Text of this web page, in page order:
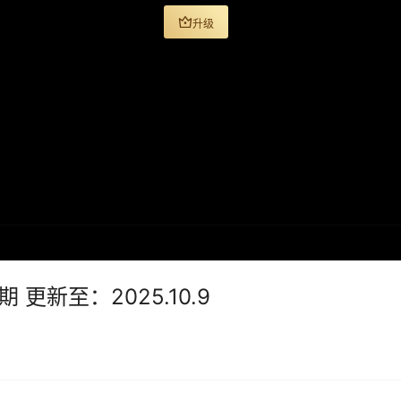
升级
更新至：2025.10.9